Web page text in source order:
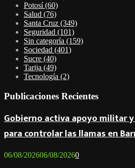
Potosí(60)
Salud (76)
Santa Cruz (349)
Seguridad (101)
Sin categoría (159)
Sociedad (401)
Sucre (40)
Tarija (49)
Tecnología (2)
Publicaciones Recientes
Gobierno activa apoyo militar
para controlar las llamas en
06/08/202606/08/20260